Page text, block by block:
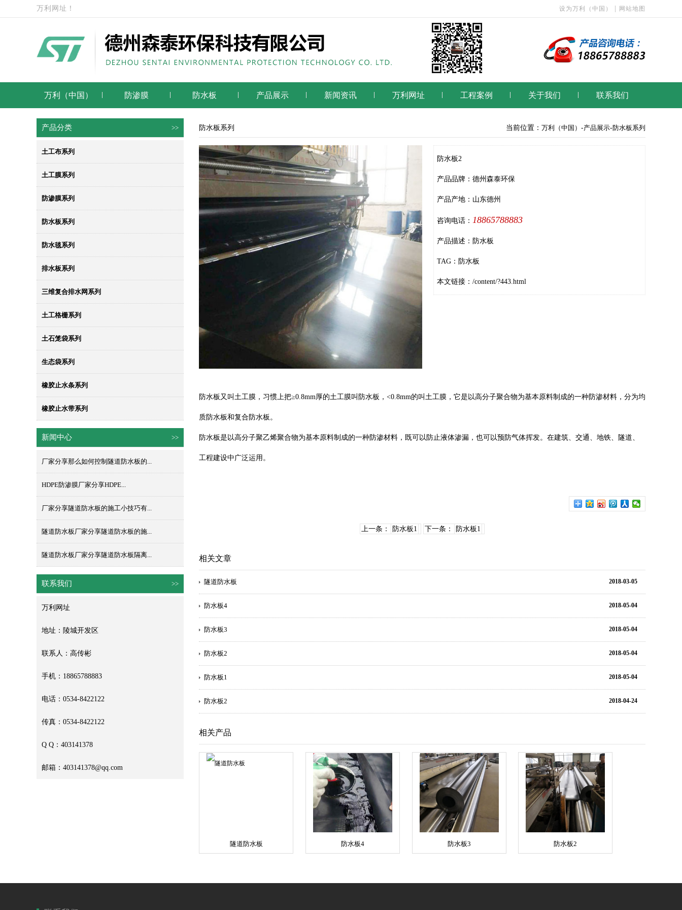
万利网址！ 设为万利（中国） 网站地图
万利（中国） 防渗膜 防水板 产品展示 新闻资讯 万利网址 工程案例 关于我们 联系我们
产品分类 >>
土工布系列
土工膜系列
防渗膜系列
防水板系列
防水毯系列
排水板系列
三维复合排水网系列
土工格栅系列
土石笼袋系列
生态袋系列
橡胶止水条系列
橡胶止水带系列
新闻中心 >>
厂家分享那么如何控制隧道防水板的...
HDPE防渗膜​厂家分享HDPE...
厂家分享隧道防水板的施工小技巧有...
隧道防水板厂家分享隧道防水板的施...
隧道防水板厂家分享隧道防水板隔离...
联系我们 >>
万利网址
地址：陵城开发区
联系人：高传彬
手机：18865788883
电话：0534-8422122
传真：0534-8422122
Q Q：403141378
邮箱：403141378@qq.com
当前位置： 万利（中国） -产品展示-防水板系列
防水板系列
防水板2
产品品牌：德州森泰环保
产品产地：山东德州
咨询电话： 18865788883
产品描述：防水板
TAG： 防水板
本文链接： /content/?443.html
防水板又叫土工膜，习惯上把≥0.8mm厚的土工膜叫防水板，<0.8mm的叫土工膜，它是以高分子聚合物为基本原料制成的一种防渗材料，分为均
质防水板和复合防水板。
防水板是以高分子聚乙烯聚合物为基本原料制成的一种防渗材料，既可以防止液体渗漏，也可以预防气体挥发。在建筑、交通、地铁、隧道、
工程建设中广泛运用。
上一条： 防水板1 下一条： 防水板1
相关文章
2018-03-05
隧道防水板
2018-05-04
防水板4
2018-05-04
防水板3
2018-05-04
防水板2
2018-05-04
防水板1
2018-04-24
防水板2
相关产品
隧道防水板 防水板4 防水板3 防水板2